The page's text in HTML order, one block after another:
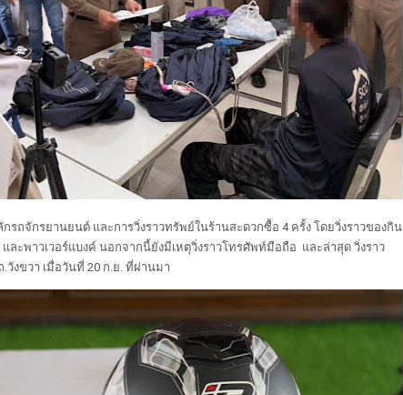
กรถจักรยานยนต์ และการวิ่งราวทรัพย์ในร้านสะดวกซื้อ 4 ครั้ง โดยวิ่งราวของกิน
ละพาวเวอร์แบงค์ นอกจากนี้ยังมีเหตุวิ่งราวโทรศัพท์มือถือ และล่าสุด วิ่งราว
ขวา เมื่อวันที่ 20 ก.ย. ที่ผ่านมา